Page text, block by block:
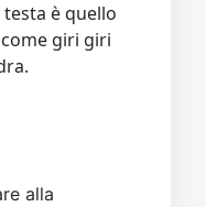
è quello
giri giri
alla